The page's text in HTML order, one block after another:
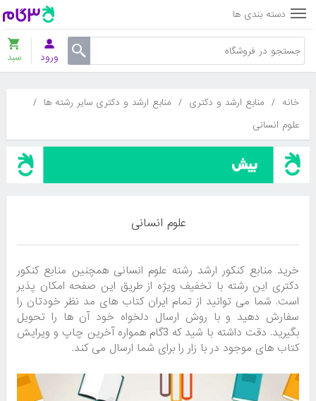
دسته بندی ها
ورود سبد
خانه / منابع ارشد و دکتری / منابع ارشد و دکتری سایر رشته ها /
علوم انسانی
علوم انسانی
خرید منابع کنکور ارشد رشته علوم انسانی همچنین منابع کنکور
دکتری این رشته با تخفیف ویژه از طریق این صفحه امکان پذیر
است. شما می توانید از تمام ایران کتاب های مد نظر خودتان را
سفارش دهید و با روش ارسال دلخواه خود آن ها را تحویل
بگیرید. دقت داشته با شید که 3گام همواره آخرین چاپ و ویرایش
کتاب های موجود در با زار را برای شما ارسال می کند.